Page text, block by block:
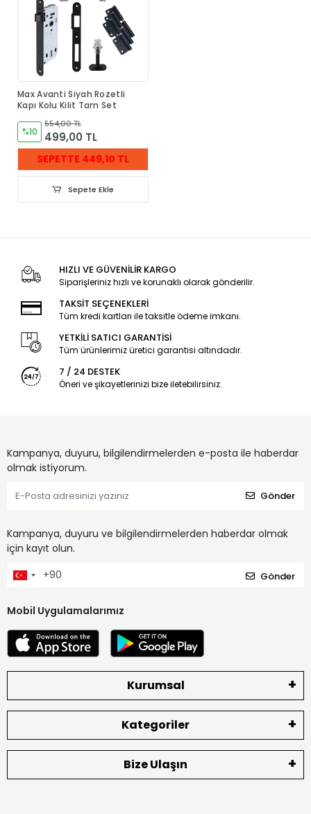
Max Avanti Siyah Rozetli
Kapı Kolu Kilit Tam Set
%10
554,00 TL
499,00 TL
SEPETTE 449,10 TL
Sepete Ekle
HIZLI VE GÜVENİLİR KARGO
Siparişleriniz hızlı ve korunaklı olarak gönderilir.
TAKSİT SEÇENEKLERİ
Tüm kredi kartları ile taksitle ödeme imkanı.
YETKİLİ SATICI GARANTİSİ
Tüm ürünlerimiz üretici garantisi altındadır.
7 / 24 DESTEK
Öneri ve şikayetlerinizi bize iletebilirsiniz.
Kampanya, duyuru, bilgilendirmelerden e-posta ile haberdar
olmak istiyorum.
Gönder
Kampanya, duyuru ve bilgilendirmelerden haberdar olmak
için kayıt olun.
Gönder
Mobil Uygulamalarımız
Kurumsal
Kategoriler
Bize Ulaşın